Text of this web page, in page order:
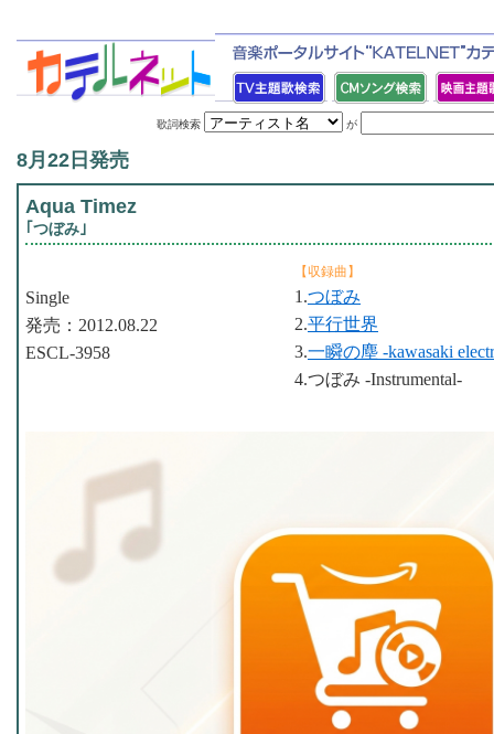
歌詞検索 が
8月22日発売
Aqua Timez
｢つぼみ｣
【収録曲】
1.つぼみ
2.平行世界
3.一瞬の塵 -kawasaki
4.つぼみ -Instrumental-
Single
発売：2012.08.22
ESCL-3958